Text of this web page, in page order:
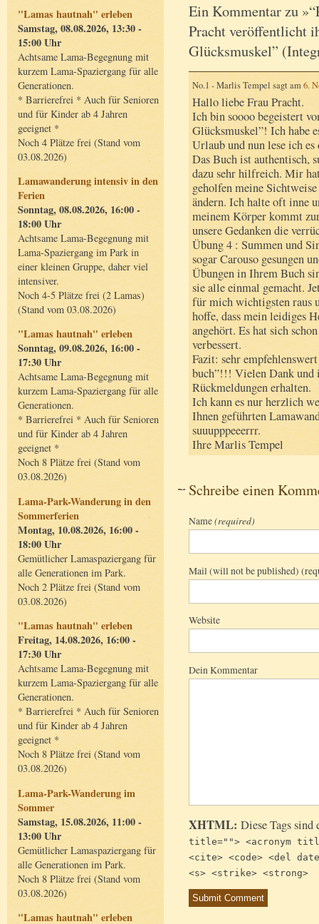
"Lamas hautnah" erleben
Samstag, 08.08.2026, 13:30 -
15:00 Uhr
Achtsame Lama-Begegnung mit
kurzem Lama-Spaziergang für alle
Generationen.
* Barrierefrei * Auch für Senioren
und für Kinder ab 4 Jahren
geeignet *
Noch 4 Plätze frei (Stand vom
03.08.2026)
Lamawanderung intensiv in den
Ferien
Sonntag, 08.08.2026, 16:00 -
18:00 Uhr
Achtsame Lama-Begegnung mit
Lama-Spaziergang im Park in
einer kleinen Gruppe, daher viel
intensiver.
Noch 4-5 Plätze frei (2 Lamas)
(Stand vom 03.08.2026)
"Lamas hautnah" erleben
Sonntag, 09.08.2026, 16:00 -
17:30 Uhr
Achtsame Lama-Begegnung mit
kurzem Lama-Spaziergang für alle
Generationen.
* Barrierefrei * Auch für Senioren
und für Kinder ab 4 Jahren
geeignet *
Noch 8 Plätze frei (Stand vom
03.08.2026)
Lama-Park-Wanderung in den
Sommerferien
Montag, 10.08.2026, 16:00 -
18:00 Uhr
Gemütlicher Lamaspaziergang für
alle Generationen im Park.
Noch 2 Plätze frei (Stand vom
03.08.2026)
"Lamas hautnah" erleben
Freitag, 14.08.2026, 16:00 -
17:30 Uhr
Achtsame Lama-Begegnung mit
kurzem Lama-Spaziergang für alle
Generationen.
* Barrierefrei * Auch für Senioren
und für Kinder ab 4 Jahren
geeignet *
Noch 8 Plätze frei (Stand vom
03.08.2026)
Lama-Park-Wanderung im
Sommer
Samstag, 15.08.2026, 11:00 -
13:00 Uhr
Gemütlicher Lamaspaziergang für
alle Generationen im Park.
Noch 8 Plätze frei (Stand vom
03.08.2026)
"Lamas hautnah" erleben
Ein Kommentar zu
Pracht veröffentlicht
Glücksmuskel”
No.1 - Marlis Tempel sagt am6.
Hallo liebe Frau Pracht.
Ich bin soooo begeistert
Glücksmuskel”! Ich habe
Urlaub und nun lese ich
Das Buch ist authentisch,
dazu sehr hilfreich. Mir
geholfen meine
ändern. Ich halte oft inne
meinem Körper kommt
unsere Gedanken die
Übung 4 : Summen und
sogar Carouso gesungen
Übungen in Ihrem Buch
sie alle einmal gemacht.
für mich wichtigsten raus
hoffe, dass mein leidiges
angehört. Es hat sich
verbessert.
Fazit: sehr
buch”!!! Vielen Dank und
Rückmeldungen erhalten.
Ich kann es nur herzlich
Ihnen geführten
suuupppeeerrr.
Ihre Marlis Tempel
Schreibe einen
Name(required)
Mail (will not be published)
Website
Dein Kommentar
XHTML: Diese Tags
title=""> <acronym
<cite> <code> <del
<s> <strike> <strong>